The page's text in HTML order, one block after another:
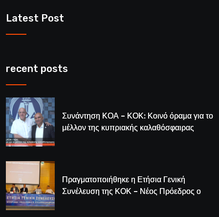
Latest Post
recent posts
Συνάντηση ΚΟΑ – ΚΟΚ: Κοινό όραμα για το
μέλλον της κυπριακής καλαθόσφαιρας
Πραγματοποιήθηκε η Ετήσια Γενική
Συνέλευση της ΚΟΚ – Νέος Πρόεδρος ο